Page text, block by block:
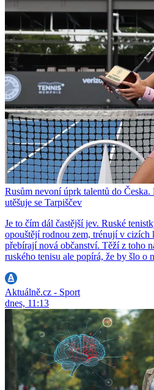
Rusům nevoní úprk talentů do
utěšuje se Tarpiščev
Je to čím dál častější jev. Ruské
opouštějí rodnou zem, trénují v cizích
přebírají nová občanství. Těží z toho
ruského tenisu ale popírá, že by šlo o
Aktuálně.cz - Sport
dnes, 11:13